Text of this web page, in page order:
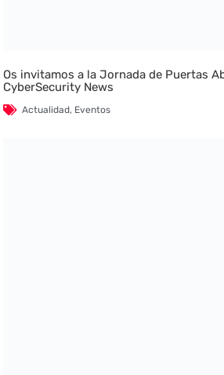
Os invitamos a la Jornada de Puertas
CyberSecurity News
Actualidad, Eventos